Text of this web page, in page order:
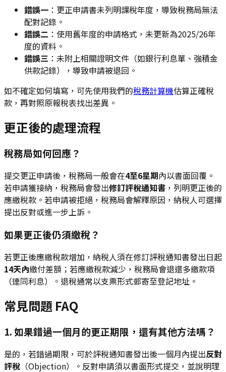
錯誤一 ：更正申請書未列明課稅年度，導致稅務局無法
配對記錄。
錯誤二 ：使用舊年度的申請格式，未更新為2025/26年
度的資料。
錯誤三 ：未附上相關證明文件（如銀行利息單、強積金
供款記錄），導致申請被退回。
如不確定如何填寫，可先使用我們的稅務計算機估算正確稅
款，再對照原報稅表找出差異。
更正後的處理流程
稅務局如何回應？
提交更正申請後，稅務局一般會在4至6星期內以書面回覆。
若申請獲接納，稅務局會發出修訂評稅通知書 ，列明更正後的
應繳稅款。若申請被拒絕，稅務局會解釋原因，納稅人可選擇
提出反對或進一步上訴。
如果更正後仍須繳稅？
若更正後應繳稅款增加，納稅人須在修訂評稅通知書發出日起
14天內繳付差額；若應繳稅款減少，稅務局會退還多繳款項
（連同利息）。退稅通常以支票形式郵寄至登記地址。
常見問題 FAQ
1. 如果錯過一個月的更正期限，還有其他方法嗎？
是的，若錯過期限，可於評稅通知書發出後一個月內提出反對
評稅 （Objection）。反對申請須以書面形式提交，並說明理